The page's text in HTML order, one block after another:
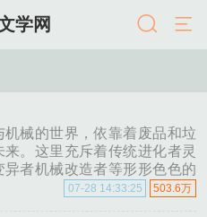
学网
械的世界，依靠着废品和垃
。这里充斥着传统进化者灵
者机械改造者等形形色色的
酷而危险的土地上里争夺最
503.6万
07-28 14:33:25